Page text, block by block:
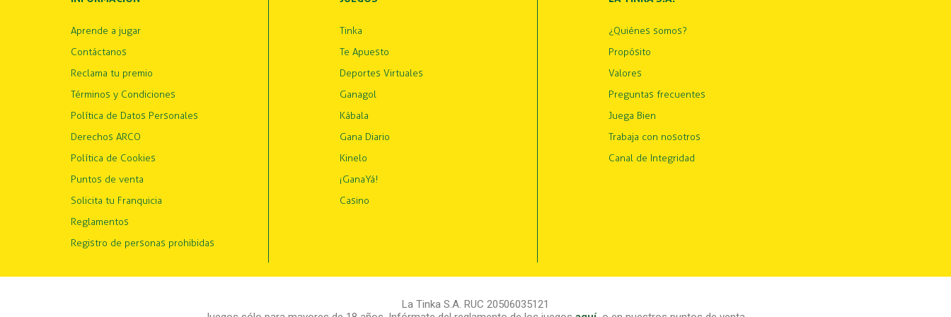
Aprende a jugar
Contáctanos
Reclama tu premio
Términos y Condiciones
Política de Datos Personales
Derechos ARCO
Política de Cookies
Puntos de venta
Solicita tu Franquicia
Reglamentos
Registro de personas prohibidas
Tinka
Te Apuesto
Deportes Virtuales
Ganagol
Kábala
Gana Diario
Kinelo
¡GanaYá!
Casino
¿Quiénes somos?
Propósito
Valores
Preguntas frecuentes
Juega Bien
Trabaja con nosotros
Canal de Integridad
La Tinka S.A. RUC 20506035121